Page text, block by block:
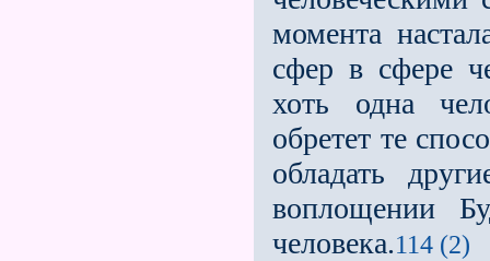
момента
сфер в сфере
хоть одна
обретет те
обладать
воплощении
человека.114 (2)